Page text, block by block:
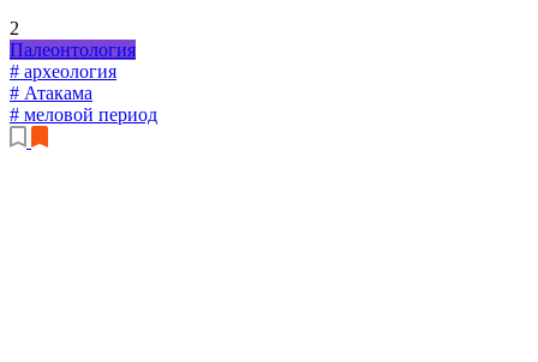
2
Палеонтология
# археология
# Атакама
# меловой период